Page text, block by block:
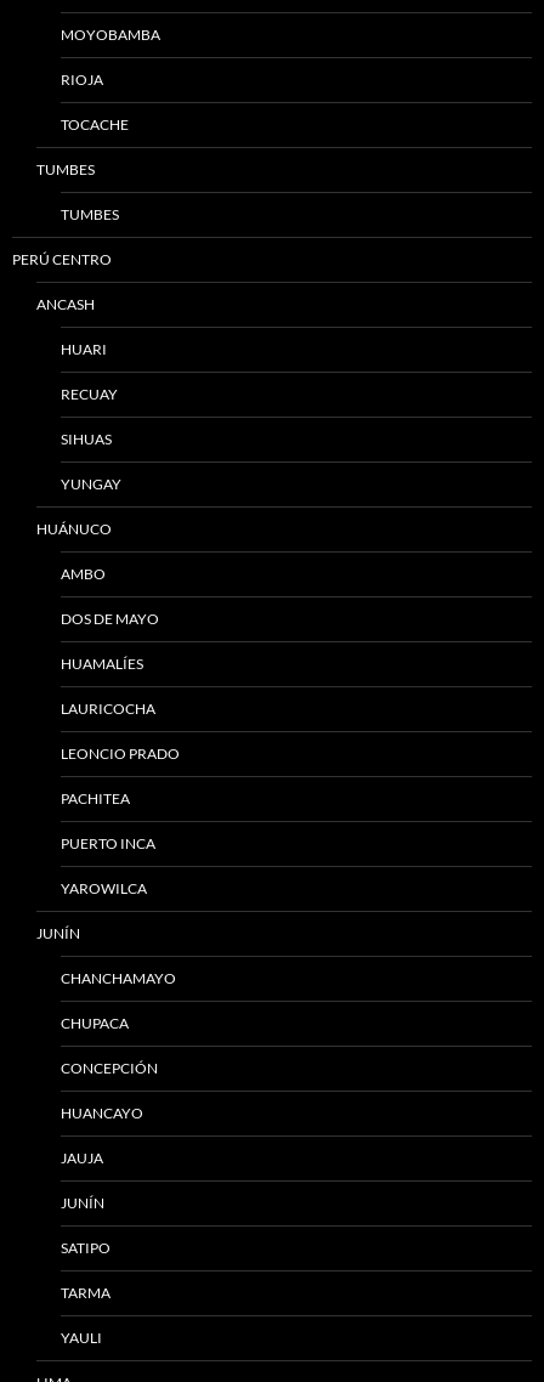
MOYOBAMBA
RIOJA
TOCACHE
TUMBES
TUMBES
PERÚ CENTRO
ANCASH
HUARI
RECUAY
SIHUAS
YUNGAY
HUÁNUCO
AMBO
DOS DE MAYO
HUAMALÍES
LAURICOCHA
LEONCIO PRADO
PACHITEA
PUERTO INCA
YAROWILCA
JUNÍN
CHANCHAMAYO
CHUPACA
CONCEPCIÓN
HUANCAYO
JAUJA
JUNÍN
SATIPO
TARMA
YAULI